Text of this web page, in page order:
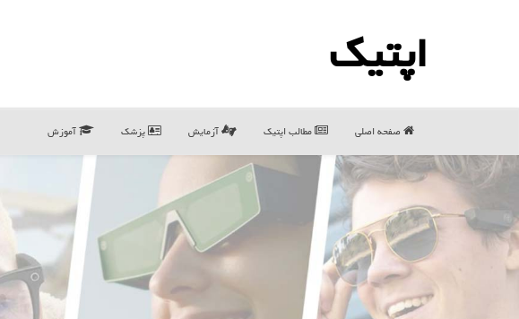
اپتیك
صفحه اصلی مطالب اپتیك آزمایش پزشک آموزش